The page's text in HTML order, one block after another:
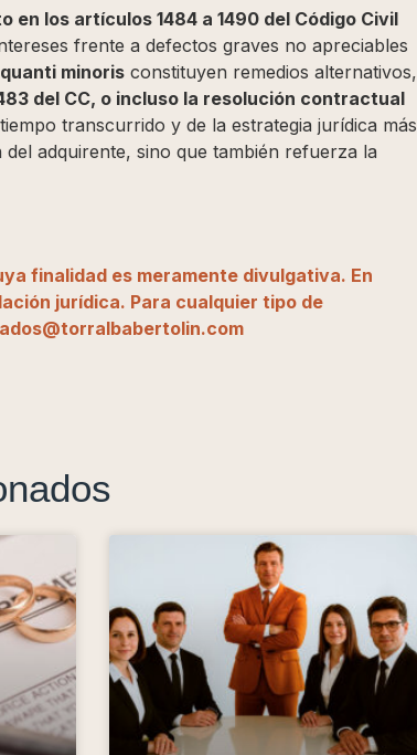
los artículos 1484 a 1490 del Código Civil
frente a defectos graves no apreciables
minoris constituyen remedios alternativos,
del CC, o incluso la resolución contractual
transcurrido y de la estrategia jurídica más
adquirente, sino que también refuerza la
finalidad es meramente divulgativa. En
jurídica. Para cualquier tipo de